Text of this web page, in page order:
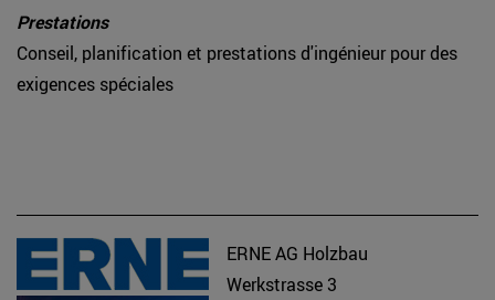
Prestations
Conseil, planification et prestations d'ingénieur pour des
exigences spéciales
ERNE AG Holzbau
Werkstrasse 3